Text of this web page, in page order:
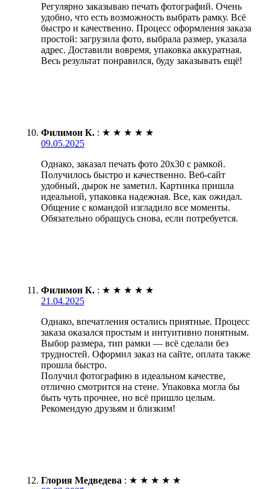
Регулярно заказываю печать фотографий. Очень
удобно, что есть возможность выбрать рамку. Всё
быстро и качественно. Процесс оформления заказа
простой: загрузила фото, выбрала размер, указала
адрес. Доставили вовремя, упаковка аккуратная.
Весь результат понравился, буду заказывать ещё!
Филимон К. : ★ ★ ★ ★ ★
09.05.2025
Однако, заказал печать фото 20х30 с рамкой.
Получилось быстро и качественно. Веб-сайт
удобный, дырок не заметил. Картинка пришла
идеальной, упаковка надежная. Все, как ожидал.
Общение с командой изгладило все моменты.
Обязательно обращусь снова, если потребуется.
Филимон К. : ★ ★ ★ ★ ★
21.04.2025
Однако, впечатления остались приятные. Процесс
заказа оказался простым и интуитивно понятным.
Выбор размера, тип рамки — всё сделали без
трудностей. Оформил заказ на сайте, оплата также
прошла быстро.
Получил фотографию в идеальном качестве,
отлично смотрится на стене. Упаковка могла бы
быть чуть прочнее, но всё пришло целым.
Рекомендую друзьям и близким!
Глория Медведева : ★ ★ ★ ★ ★